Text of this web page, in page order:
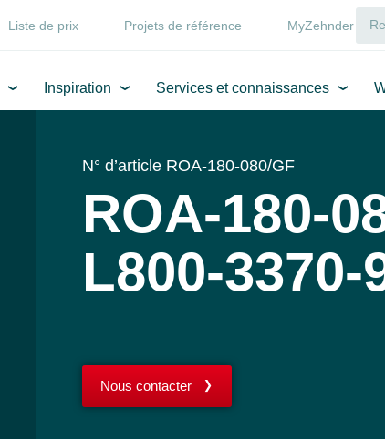
Liste de prix Projets de référence MyZehnder
Inspiration Services et connaissances
N° d’article ROA-180-080/GF
ROA-180-
L800-3370-
Nous contacter